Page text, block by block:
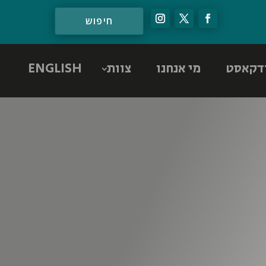
מי אנחנו צוות ENGLISH